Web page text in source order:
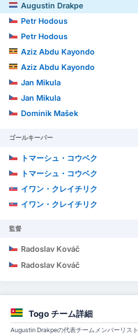
Augustin Drakpe
Petr Hodous
Petr Hodous
Aziz Abdu Kayondo
Aziz Abdu Kayondo
Jan Mikula
Jan Mikula
Dominik Mašek
ゴールキーパー
トマーシュ・コウベク
トマーシュ・コウベク
イワン・クレイチリク
イワン・クレイチリク
監督
Radoslav Kováč
Radoslav Kováč
Togo チーム詳細
Augustin Drakpeの代表チームメンバーリスト